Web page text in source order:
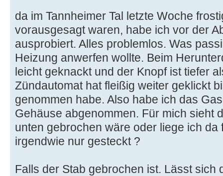
da im Tannheimer Tal letzte Woche
vorausgesagt waren, habe ich vor der
ausprobiert. Alles problemlos. Was
Heizung anwerfen wollte. Beim
leicht geknackt und der Knopf ist tiefer
Zündautomat hat fleißig weiter geklickt
genommen habe. Also habe ich das
Gehäuse abgenommen. Für mich sieht
unten gebrochen wäre oder liege ich da
irgendwie nur gesteckt ?
Falls der Stab gebrochen ist. Lässt sich